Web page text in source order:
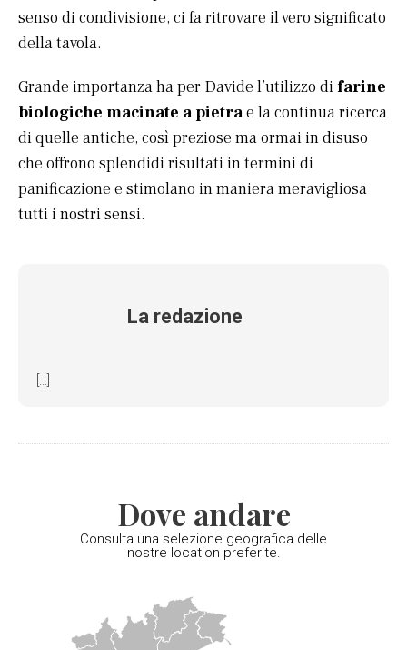
senso di condivisione, ci fa ritrovare il vero significato
della tavola.
Grande importanza ha per Davide l’utilizzo difarine
biologiche macinate a pietrae la continua ricerca
di quelle antiche, così preziose ma ormai in disuso
che offrono splendidi risultati in termini di
panificazione e stimolano in maniera meravigliosa
tutti i nostri sensi.
La redazione
[...]
Dove andare
Consulta una selezione geografica delle
nostre location preferite.